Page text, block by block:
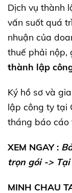
Dịch vụ thành
vấn suốt quá
nhuận của
thuế phải nộp,
thành lập
Ký hồ sơ và
lập công ty tại
tháng báo cáo
XEM NGAY :
trọn gói ->
MINH CHAU